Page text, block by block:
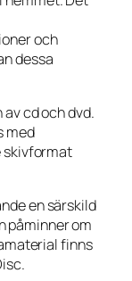
och
dessa
cd och dvd.
med
skivformat
en särskild
påminner om
finns